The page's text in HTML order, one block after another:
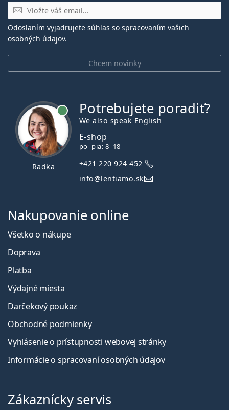
E-mail
Chcem novinky
Odoslaním vyjadrujete súhlas so spracovaním vašich
osobných údajov.
Radka
Potrebujete poradiť?
We also speak English
E-shop
po–pia: 8–18
+421 220 924 452
info@lentiamo.sk
Nakupovanie online
Všetko o nákupe
Doprava
Platba
Výdajné miesta
Darčekový poukaz
Obchodné podmienky
Vyhlásenie o prístupnosti webovej stránky
Informácie o spracovaní osobných údajov
Zákaznícky servis